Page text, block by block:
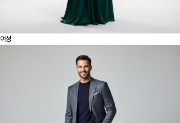
여성